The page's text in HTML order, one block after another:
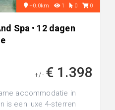
+0.0km 1 0 0
Spa • 12 dagen
+/- € 1.398
accommodatie in
is een luxe 4-sterren